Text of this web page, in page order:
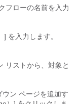
フローの名前を入力
] を入力します。
リストから、対象と
ン ページを追加す